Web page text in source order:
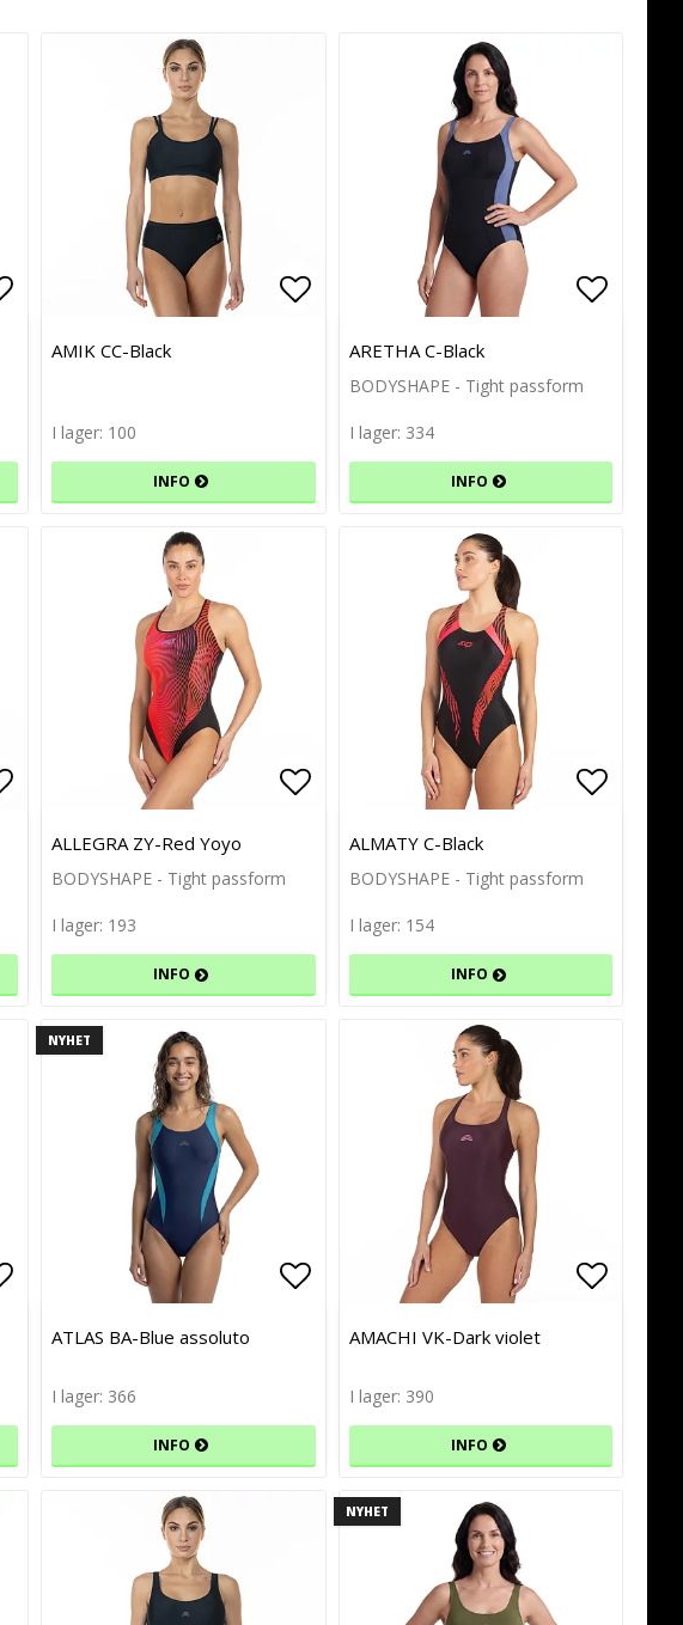
Lägg till i favoritlistan
Lägg till i favoritlistan Lägg till i favoritlistan
Lägg till i favoritlistan
AMIK CC-Black
I lager: 100
INFO
ARETHA C-Black
BODYSHAPE - Tight passform
I lager: 334
INFO
Lägg till i favoritlistan
Lägg till i favoritlistan Lägg till i favoritlistan
Lägg till i favoritlistan
ALLEGRA ZY-Red Yoyo
BODYSHAPE - Tight passform
I lager: 193
INFO
ALMATY C-Black
BODYSHAPE - Tight passform
I lager: 154
INFO
Lägg till i favoritlistan
Lägg till i favoritlistan
NYHET
Lägg till i favoritlistan
Lägg till i favoritlistan
ATLAS BA-Blue assoluto
I lager: 366
INFO
AMACHI VK-Dark violet
I lager: 390
INFO
NYHET